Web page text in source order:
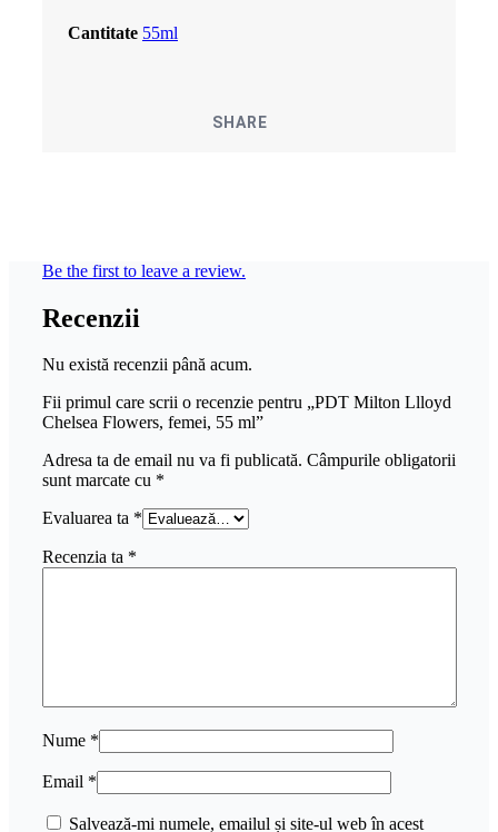
Cantitate 55ml
SHARE
Be the first to leave a review.
Recenzii
Nu există recenzii până acum.
Fii primul care scrii o recenzie pentru „PDT Milton Llloyd
Chelsea Flowers, femei, 55 ml”
Adresa ta de email nu va fi publicată. Câmpurile obligatorii
sunt marcate cu *
Evaluarea ta *
Recenzia ta *
Nume *
Email *
Salvează-mi numele, emailul și site-ul web în acest